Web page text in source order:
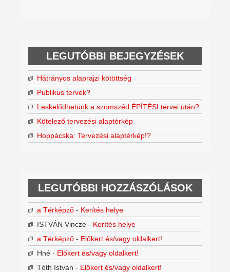
LEGUTÓBBI BEJEGYZÉSEK
Hátrányos alaprajzi kötöttség
Publikus tervek?
Leskelődhetünk a szomszéd ÉPÍTÉSI tervei után?
Kötelező tervezési alaptérkép
Hoppácska: Tervezési alaptérkép!?
LEGUTÓBBI HOZZÁSZÓLÁSOK
a Térképző - Kerítés helye
ISTVÁN Vincze - Kerítés helye
a Térképző - Előkert és/vagy oldalkert!
Hné - Előkert és/vagy oldalkert!
Tóth István - Előkert és/vagy oldalkert!